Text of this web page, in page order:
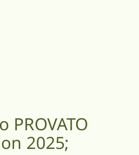
PROVATO
2025;